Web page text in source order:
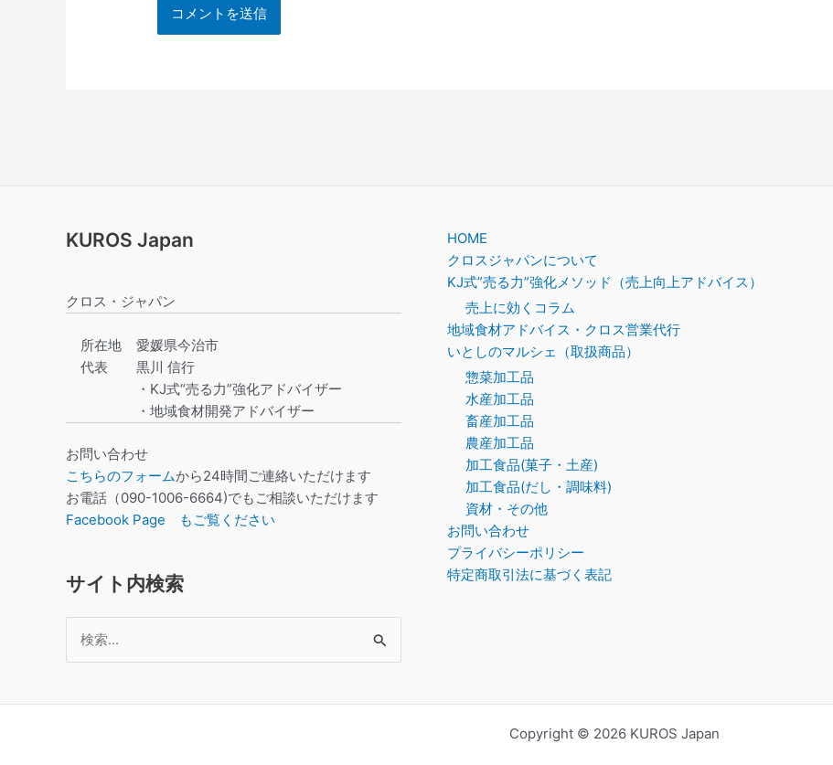
KUROS Japan
クロス・ジャパン
所在地
代表
愛媛県今治市
黒川 信行
・KJ式“売る力”強化アドバイザー
・地域食材開発アドバイザー
お問い合わせ
こちらのフォームから24時間ご連絡いただけます
お電話（090-1006-6664)でもご相談いただけます
Facebook Page もご覧ください
サイト内検索
索
象:
HOME
クロスジャパンについて
KJ式”売る力”強化メソッド（売上向上アドバイス）
売上に効くコラム
地域食材アドバイス・クロス営業代行
いとしのマルシェ（取扱商品）
惣菜加工品
水産加工品
畜産加工品
農産加工品
加工食品(菓子・土産)
加工食品(だし・調味料)
資材・その他
お問い合わせ
プライバシーポリシー
特定商取引法に基づく表記
Copyright © 2026 KUROS Japan